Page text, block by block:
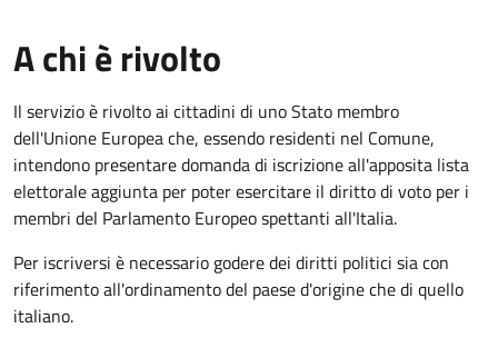
A chi è rivolto
Il servizio è rivolto ai cittadini di uno Stato membro
dell'Unione Europea che, essendo residenti nel Comune,
intendono presentare domanda di iscrizione all'apposita lista
elettorale aggiunta per poter esercitare il diritto di voto per i
membri del Parlamento Europeo spettanti all'Italia.
Per iscriversi è necessario godere dei diritti politici sia con
riferimento all'ordinamento del paese d'origine che di quello
italiano.